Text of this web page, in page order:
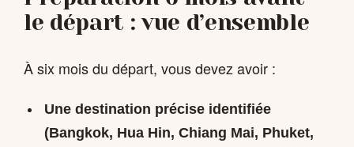
le départ : vue d’ensemble
À six mois du départ, vous devez avoir :
Une destination préciseidentifiée
(Bangkok, Hua Hin, Chiang Mai, Phuket,